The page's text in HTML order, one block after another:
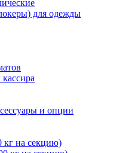
для одежды
и опции
кг на секцию)